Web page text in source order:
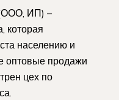
(ООО, ИП) –
которая
населению и
оптовые продажи
цех по